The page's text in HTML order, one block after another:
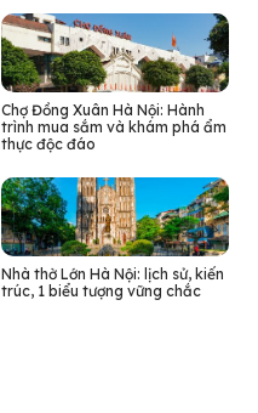
Chợ Đồng Xuân Hà Nội: Hành
trình mua sắm và khám phá ẩm
thực độc đáo
Nhà thờ Lớn Hà Nội: lịch sử, kiến
trúc, 1 biểu tượng vững chắc